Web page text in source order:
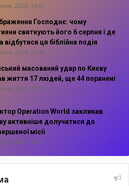
2026, 13:57
Господнє: чому
святкують його 6 серпня і де
відбутися ця біблійна подія
2026, 13:42
масований удар по Києву
життя 17 людей, ще 44 поранені
2026, 11:16
Operation World закликав
активніше долучатися до
місії
2026, 10:14